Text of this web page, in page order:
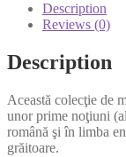
Description
Reviews (0)
Description
Această colecţie de
unor prime noţiuni
română şi în limba
grăitoare.